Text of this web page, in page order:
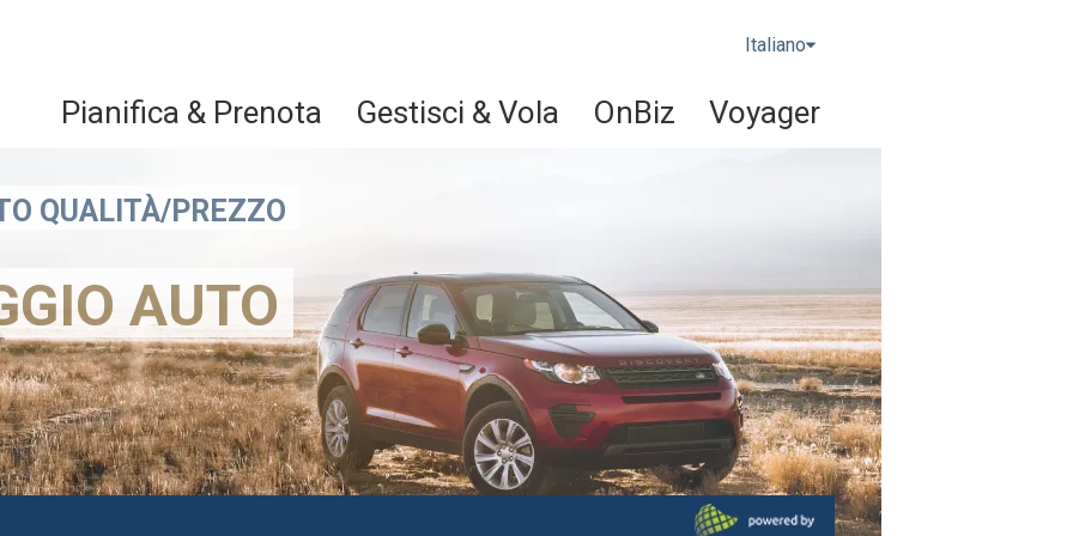
Italiano
Pianifica & Prenota Gestisci & Vola OnBiz Voyager
QUALITÀ/PREZZO
AUTO